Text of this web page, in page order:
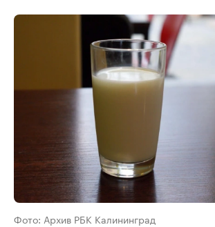
Фото: Архив РБК Калининград